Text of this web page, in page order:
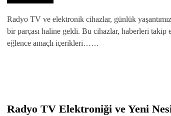
Radyo TV ve elektronik cihazlar, günlük
bir parçası haline geldi. Bu cihazlar, haberleri takip
eğlence amaçlı içerikleri……
Radyo TV Elektroniği ve Yeni